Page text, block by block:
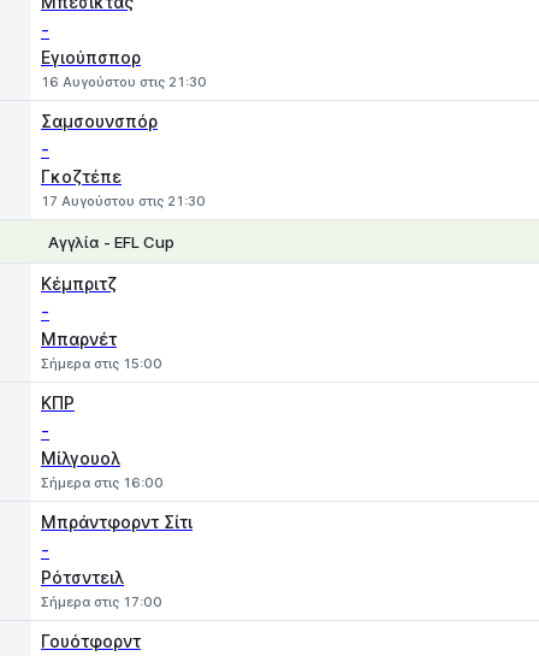
-
Εγιούπσπορ
16 Αυγούστου στις 21:30
Σαμσουνσπόρ
-
Γκοζτέπε
17 Αυγούστου στις 21:30
Αγγλία - EFL Cup
Κέμπριτζ
-
Μπαρνέτ
Σήμερα στις 15:00
ΚΠΡ
-
Μίλγουολ
Σήμερα στις 16:00
Μπράντφορντ Σίτι
-
Ρότσντειλ
Σήμερα στις 17:00
Γουότφορντ